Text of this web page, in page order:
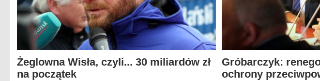
Żeglowna Wisła, czyli... 30 miliardów zł
na początek
Gróbarczyk:
ochrony